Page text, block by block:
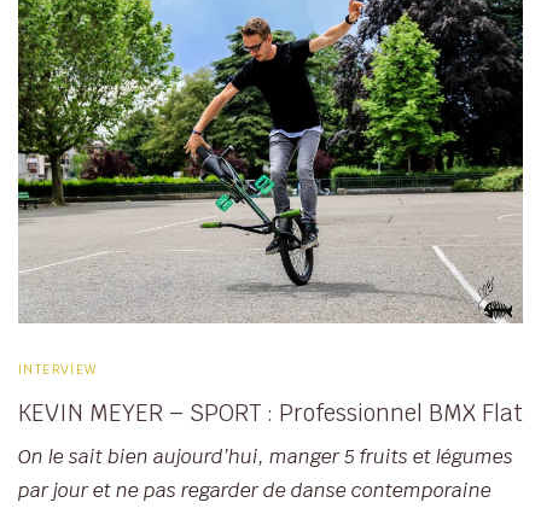
INTERVIEW
KEVIN MEYER – SPORT : Professionnel BMX Flat
On le sait bien aujourd’hui, manger 5 fruits et légumes
par jour et ne pas regarder de danse contemporaine